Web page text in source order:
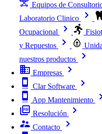
Equipos de
Laboratorio Clinico
Ocupacional
y Repuestos
nuestros productos
Empresas
Clar Software
App Mantenimiento
Resolución
Contacto